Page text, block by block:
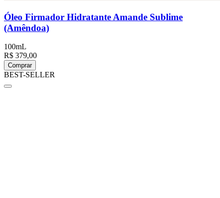
Óleo Firmador Hidratante Amande Sublime
(Amêndoa)
100mL
R$ 379,00
Comprar
BEST-SELLER